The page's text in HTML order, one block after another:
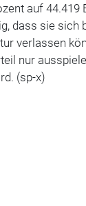
auf 44.419
dass sie sich
verlassen
nur
(sp-x)